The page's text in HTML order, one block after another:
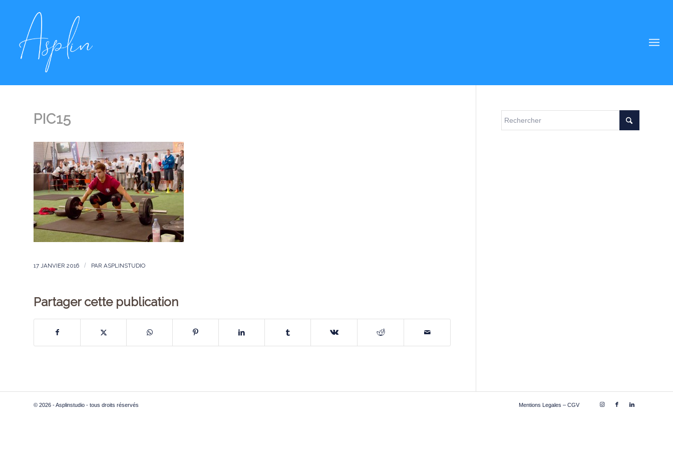
PIC15
17 JANVIER 2016 / PAR ASPLINSTUDIO
Partager cette publication
© 2026 - Asplinstudio - tous droits réservés Mentions Legales – CGV